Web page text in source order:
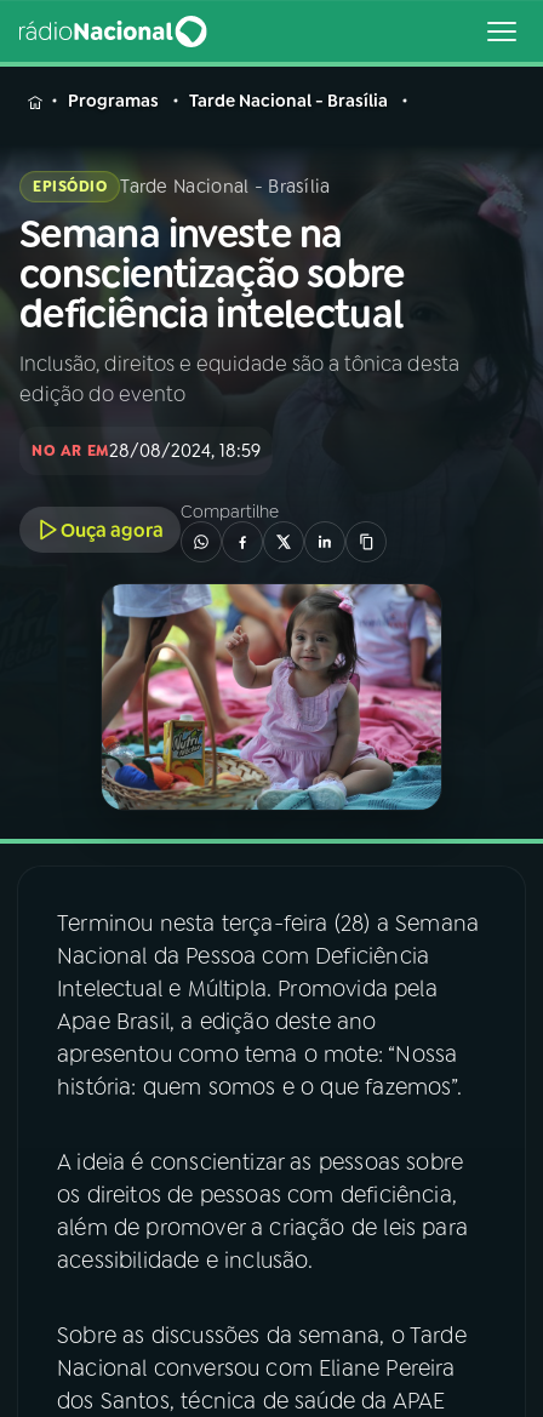
MENU
Buscar
na
Rádio
Nacional
Buscar
AO VIVO
INÍCIO
A RÁDIO
PROGRAMAÇÃO
PROGRAMAS
PODCASTS
06VIDEOCASTS
07ÚLTIMAS
08FESTIVAL DE MÚSICA
ACOMPANHE A RÁDIO NACIONAL
Instagram X
TikTok
Programas Tarde Nacional - Brasília
EPISÓDIO Tarde Nacional - Brasília
Semana investe na
conscientização sobre
deficiência intelectual
Inclusão, direitos e equidade são a tônica desta
edição do evento
NO AR EM28/08/2024, 18:59
Ouça agora
Compartilhe
Terminou nesta terça-feira (28) a Semana
Nacional da Pessoa com Deficiência
Intelectual e Múltipla. Promovida pela
Apae Brasil, a edição deste ano
apresentou como tema o mote: “Nossa
história: quem somos e o que fazemos”.
A ideia é conscientizar as pessoas sobre
os direitos de pessoas com deficiência,
além de promover a criação de leis para
acessibilidade e inclusão.
Sobre as discussões da semana, o Tarde
Nacional conversou com Eliane Pereira
dos Santos, técnica de saúde da APAE